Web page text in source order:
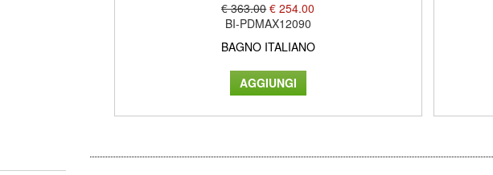
€ 363.00 € 254.00
BI-PDMAX12090
BAGNO ITALIANO